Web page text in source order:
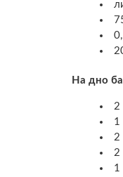
На дно
2
1
2
2
1